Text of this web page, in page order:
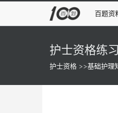
百题资
护士资格练
护士资格 >>基础护理